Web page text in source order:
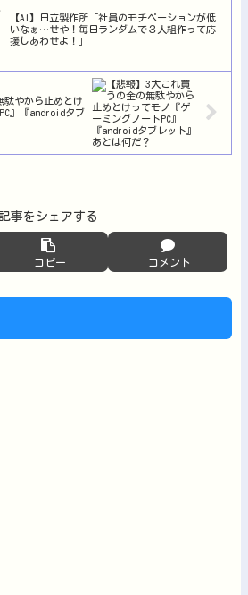
【AI】日立製作所「社員のモチベーションが低
いなぁ…せや！毎日ランダムで３人組作って応
援しあわせよ！」
駄やから止めとけ
』『androidタブ
事をシェアする
コピー コメント